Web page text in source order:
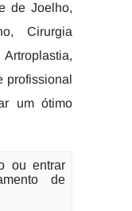
de Joelho,
Cirurgia
profissional
um ótimo
ou entrar
de